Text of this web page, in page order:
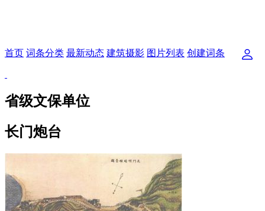
首页 词条分类 最新动态 建筑摄影 图片列表 创建词条
省级文保单位
长门炮台